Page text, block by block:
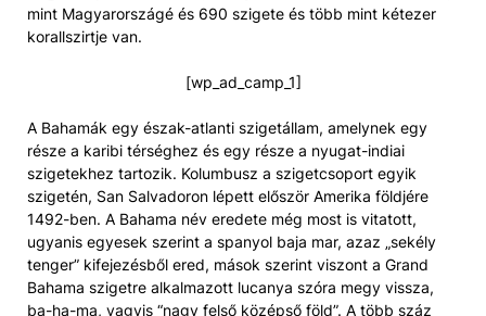
mint Magyarországé és 690 szigete és több mint kétezer
korallszirtje van.
[wp_ad_camp_1]
A Bahamák egy észak-atlanti szigetállam, amelynek egy
része a karibi térséghez és egy része a nyugat-indiai
szigetekhez tartozik. Kolumbusz a szigetcsoport egyik
szigetén, San Salvadoron lépett először Amerika földjére
1492-ben. A Bahama név eredete még most is vitatott,
ugyanis egyesek szerint a spanyol baja mar, azaz „sekély
tenger” kifejezésből ered, mások szerint viszont a Grand
Bahama szigetre alkalmazott lucanya szóra megy vissza,
ba-ha-ma, vagyis “nagy felső középső föld”. A több száz